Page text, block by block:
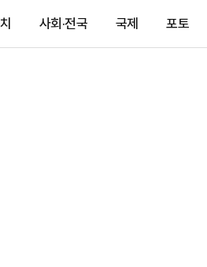
사회·전국 국제 포토